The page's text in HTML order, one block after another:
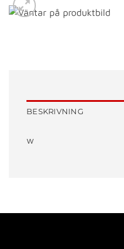
BESKRIVNING
w